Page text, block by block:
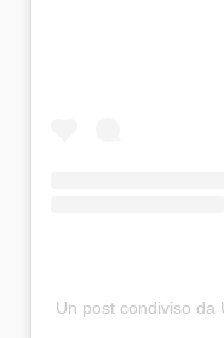
Un post condiviso da